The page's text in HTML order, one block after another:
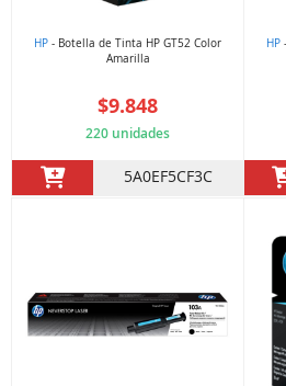
HP - Botella de Tinta HP GT52 Color
Amarilla
$9.848
220 unidades
5A0EF5CF3C
HP